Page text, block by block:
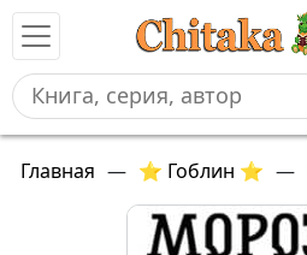
Главная — ⭐ Гоблин ⭐ —